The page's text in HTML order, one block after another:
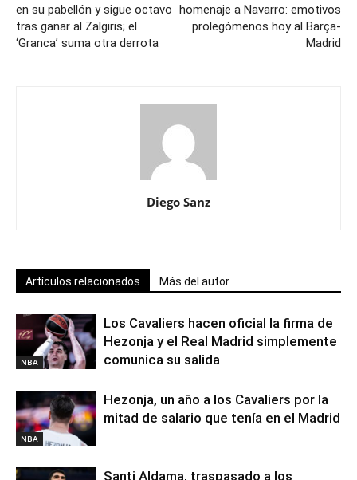
en su pabellón y sigue octavo
tras ganar al Zalgiris; el
‘Granca’ suma otra derrota
homenaje a Navarro: emotivos
prolegómenos hoy al Barça-
Madrid
Diego Sanz
Artículos relacionados Más del autor
NBA
Los Cavaliers hacen oficial la firma de
Hezonja y el Real Madrid simplemente
comunica su salida
NBA
Hezonja, un año a los Cavaliers por la
mitad de salario que tenía en el Madrid
Santi Aldama, traspasado a los